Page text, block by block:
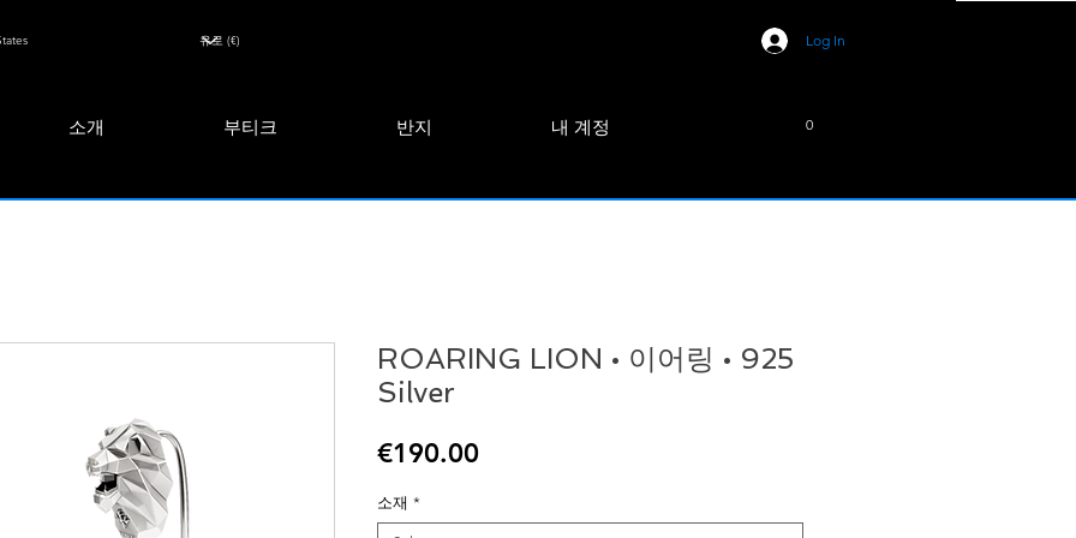
소개 부티크 반지 내 계정
Log In
0
ROARING LION • 이어링 • 925
Silver
€190.00Price
소재 *